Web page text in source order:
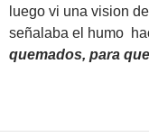
luego vi una vision
señalaba el humo
quemados, para